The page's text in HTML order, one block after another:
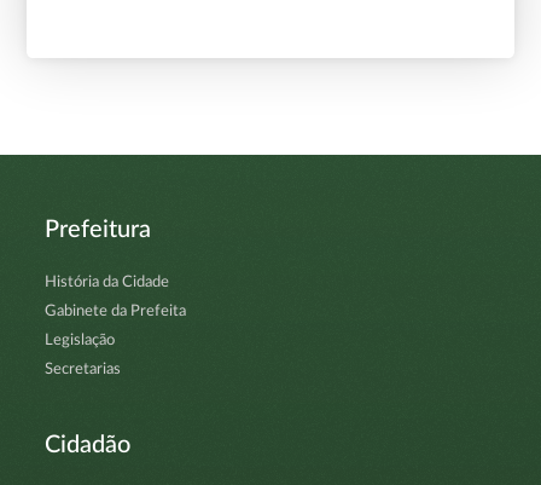
Prefeitura
História da Cidade
Gabinete da Prefeita
Legislação
Secretarias
Cidadão